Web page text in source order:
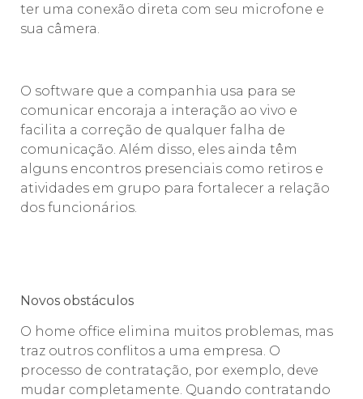
ter uma conexão direta com seu microfone e
sua câmera.
O software que a companhia usa para se
comunicar encoraja a interação ao vivo e
facilita a correção de qualquer falha de
comunicação. Além disso, eles ainda têm
alguns encontros presenciais como retiros e
atividades em grupo para fortalecer a relação
dos funcionários.
Novos obstáculos
O home office elimina muitos problemas, mas
traz outros conflitos a uma empresa. O
processo de contratação, por exemplo, deve
mudar completamente. Quando contratando